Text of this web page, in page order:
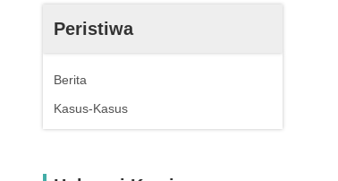
Peristiwa
Berita
Kasus-Kasus